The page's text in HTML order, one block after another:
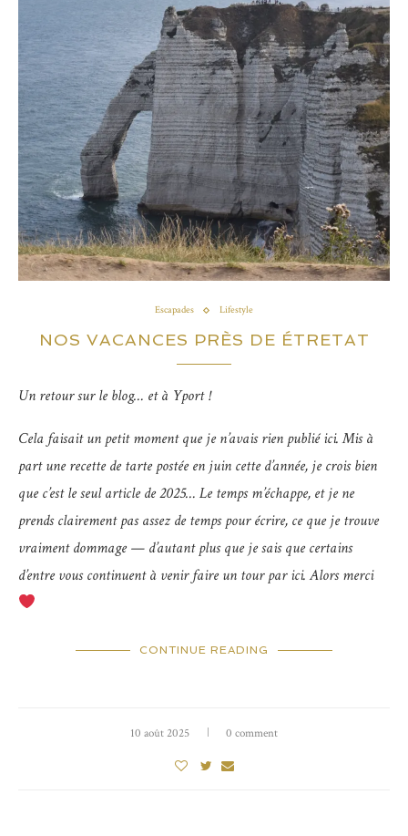
Escapades Lifestyle
NOS VACANCES PRÈS DE ÉTRETAT
Un retour sur le blog… et à Yport !
Cela faisait un petit moment que je n’avais rien publié ici. Mis à
part une recette de tarte postée en juin cette d’année, je crois bien
que c’est le seul article de 2025… Le temps m’échappe, et je ne
prends clairement pas assez de temps pour écrire, ce que je trouve
vraiment dommage — d’autant plus que je sais que certains
d’entre vous continuent à venir faire un tour par ici. Alors merci
CONTINUE READING
10 août 2025 0 comment